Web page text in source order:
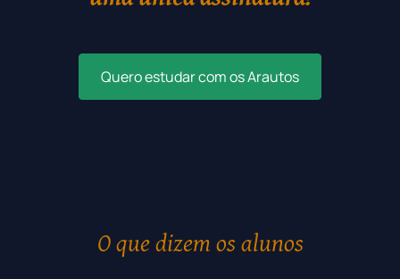
Quero estudar com os Arautos
O que dizem os alunos